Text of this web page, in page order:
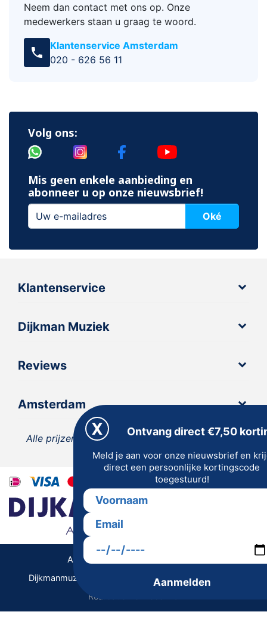
Neem dan contact met ons op. Onze
medewerkers staan u graag te woord.
call
Klantenservice Amsterdam
020 - 626 56 11
Volg ons:
Mis geen enkele aanbieding en
abonneer u op onze nieuwsbrief!
Oké
Klantenservice
Dijkman Muziek
Reviews
Amsterdam
Alle prijzen zijn inclusief 21% BTW, tenzij anders
vermeld.
Dijkmanmuziek 2026 © | Alle rechten voorbehouden
Realisatie De Websmid
Algemene Voorwaarden | Privacy
Ontvang direct €7,50
Meld je aan voor onze nieuwsbrief en
direct een persoonlijke kortingscode
toegestuurd!
Aanmelden